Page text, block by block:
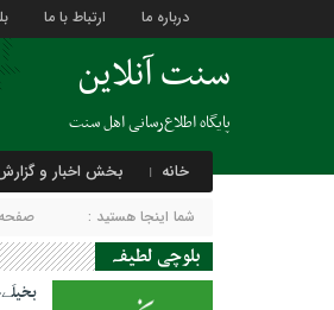
درباره ما ارتباط با ما
سنت آنلاین
پایگاه اطلاع‌رسانی اهل سنت
خانه بخش اخبار و
شما اینجا هستید :
بلوچی لطیفہ